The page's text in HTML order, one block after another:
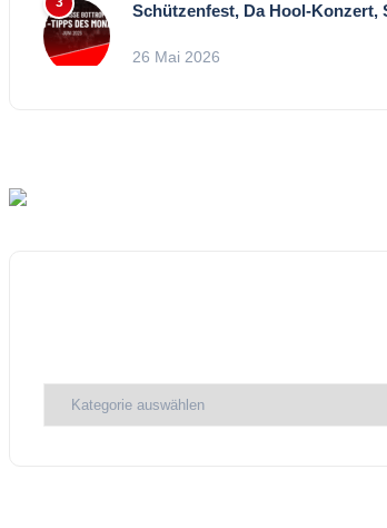
Schützenfest, Da Hool-Konzert,
26 Mai 2026
Kategorien